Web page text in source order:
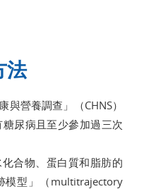
法
營養調查」（CHNS）
尿病且至少參加過三次
合物、蛋白質和脂肪的
模型」（multitrajectory